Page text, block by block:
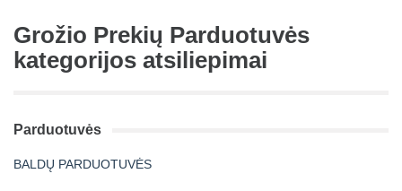
Grožio Prekių Parduotuvės
kategorijos atsiliepimai
Parduotuvės
BALDŲ PARDUOTUVĖS